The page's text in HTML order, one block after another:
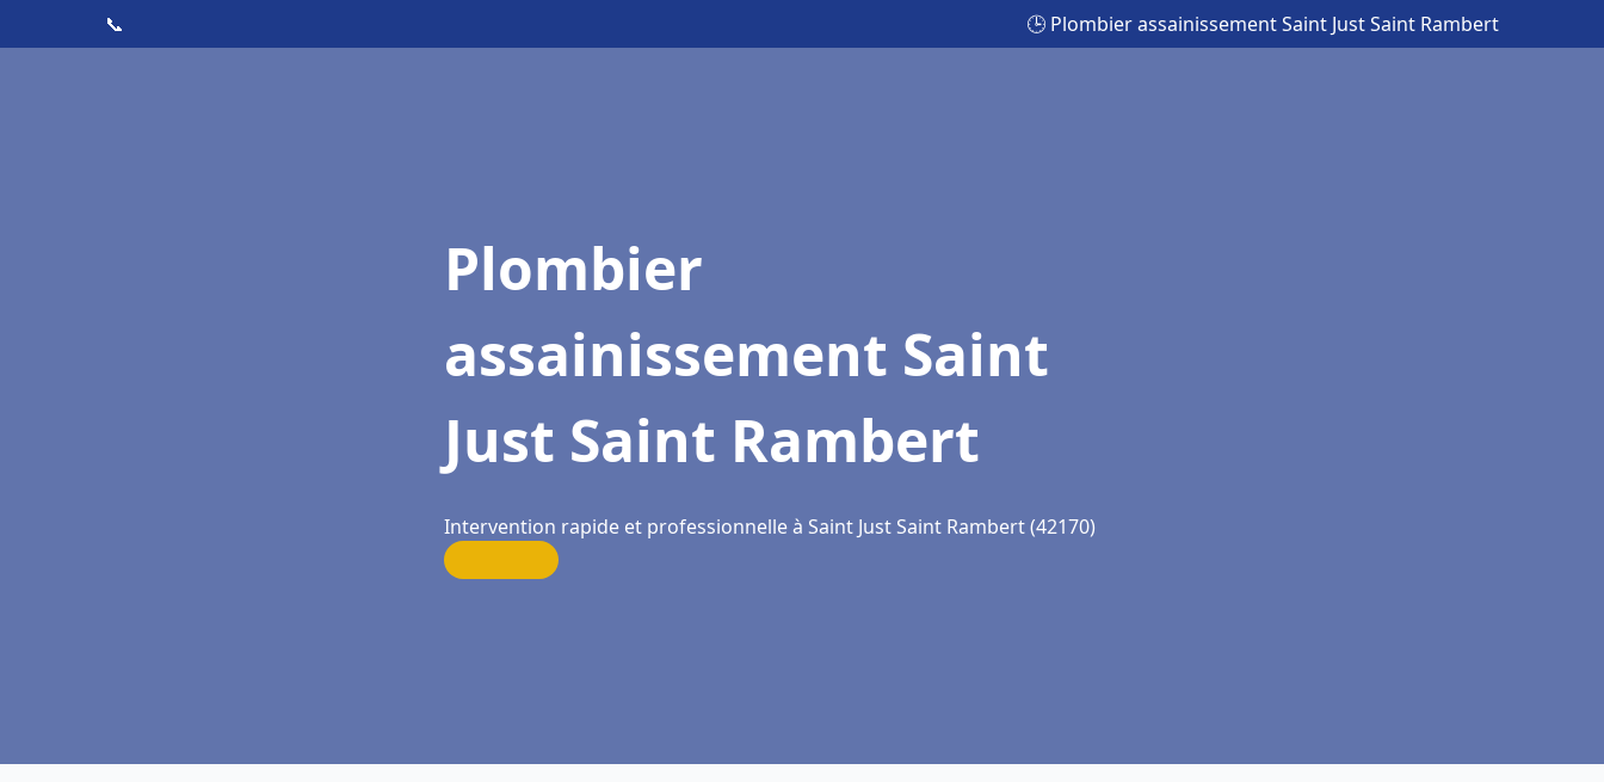
📞 🕒 Plombier assainissement Saint Just Saint Rambert
Plombier
assainissement Saint
Just Saint Rambert
Intervention rapide et professionnelle à Saint Just Saint Rambert (42170)